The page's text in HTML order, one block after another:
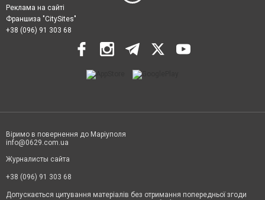
Реклама на сайті
Франшиза "CitySites"
+38 (096) 91 303 68
Віримо в повернення до Маріуполя
info@0629.com.ua
Журналисты сайта
+38 (096) 91 303 68
Допускається цитування матеріалів без отримання попередньої згоди